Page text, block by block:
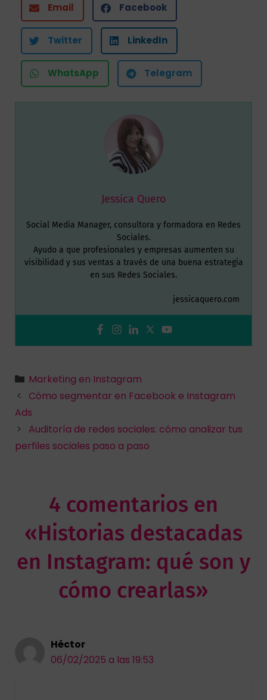
Email Facebook
Twitter LinkedIn
WhatsApp Telegram
Jessica Quero
Social Media Manager, consultora y formadora en Redes
Sociales.
Ayudo a que profesionales y empresas aumenten su
visibilidad y sus ventas a través de una buena estrategia
en sus Redes Sociales.
jessicaquero.com
Marketing en Instagram
Cómo segmentar en Facebook e Instagram
Ads
Auditoría de redes sociales: cómo analizar tus
perfiles sociales paso a paso
4 comentarios en
«Historias destacadas
en Instagram: qué son y
cómo crearlas»
Héctor
06/02/2025 a las 19:53